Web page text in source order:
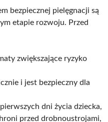
bezpiecznej pielęgnacji są
etapie rozwoju. Przed
zwiększające ryzyko
i jest bezpieczny dla
dni życia dziecka,
przed drobnoustrojami,